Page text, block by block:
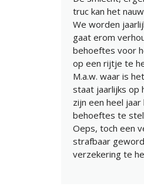
truc kan het
We worden
gaat erom
behoeftes voor
op een rijtje te
M.a.w. waar is
staat jaarlijks op
zijn een heel
behoeftes te
Oeps, toch een
strafbaar
verzekering te